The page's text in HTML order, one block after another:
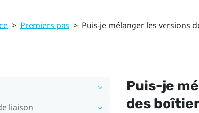
> Premiers pas > Puis-je mélanger les versions
liaison
Puis-je
des